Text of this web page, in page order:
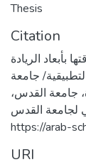
Thesis
Citation
بأبعاد الريادة
جامعة
جامعة القدس،
لجامعة القدس.
https://arab-
URI